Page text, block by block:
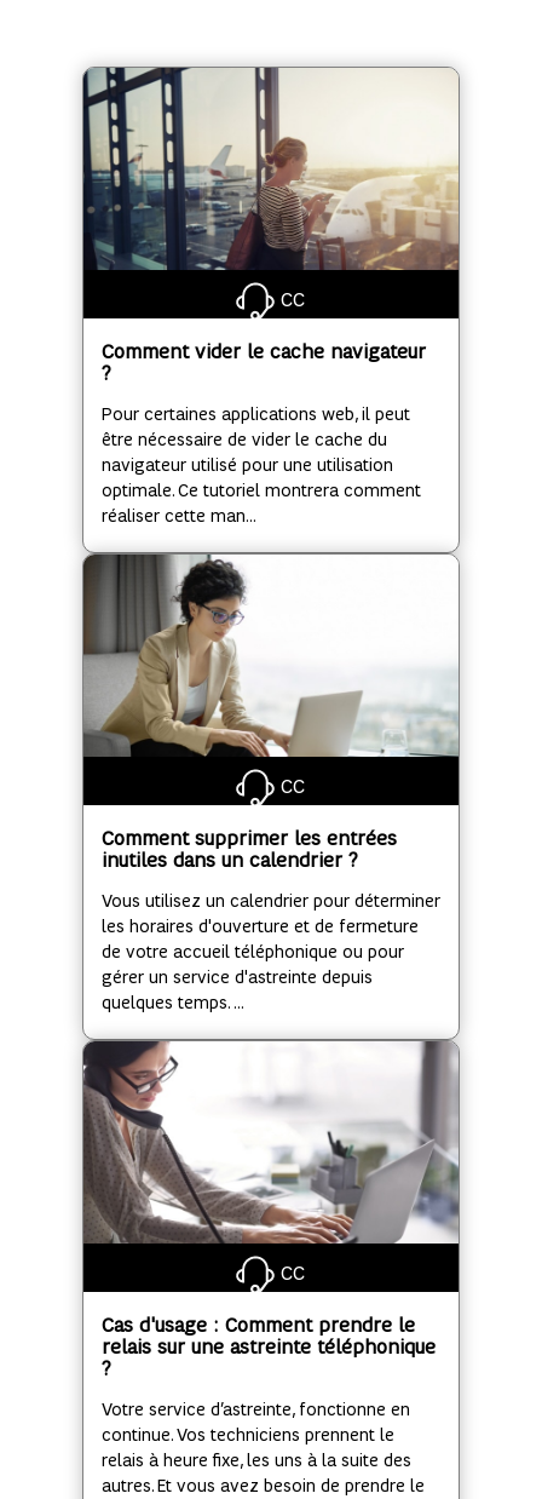
CC
Comment vider le cache navigateur
?
Pour certaines applications web, il peut
être nécessaire de vider le cache du
navigateur utilisé pour une utilisation
optimale. Ce tutoriel montrera comment
réaliser cette man...
CC
Comment supprimer les entrées
inutiles dans un calendrier ?
Vous utilisez un calendrier pour déterminer
les horaires d'ouverture et de fermeture
de votre accueil téléphonique ou pour
gérer un service d'astreinte depuis
quelques temps. ...
CC
Cas d'usage : Comment prendre le
relais sur une astreinte téléphonique
?
Votre service d’astreinte, fonctionne en
continue. Vos techniciens prennent le
relais à heure fixe, les uns à la suite des
autres. Et vous avez besoin de prendre le